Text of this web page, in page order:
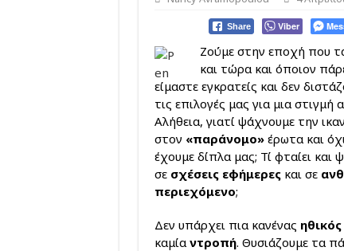
Share Viber
Ζούμε στην εποχή που
και τώρα και όποιον
είμαστε εγκρατείς και δεν
τις επιλογές μας για μια
Αλήθεια, γιατί ψάχνουμε την
στον «παράνομο» έρωτα και
έχουμε δίπλα μας; Τί φταίει
σε σχέσεις εφήμερεςκαι σε
περιεχόμενο;
Δεν υπάρχει πια κανένας
καμίαντροπή. Θυσιάζουμε τα